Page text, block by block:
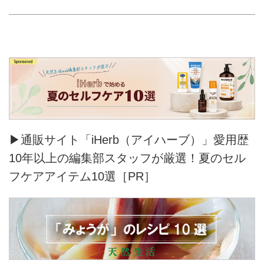
▶通販サイト「iHerb（アイハーブ）」愛用歴
10年以上の編集部スタッフが厳選！夏のセル
フケアアイテム10選［PR］